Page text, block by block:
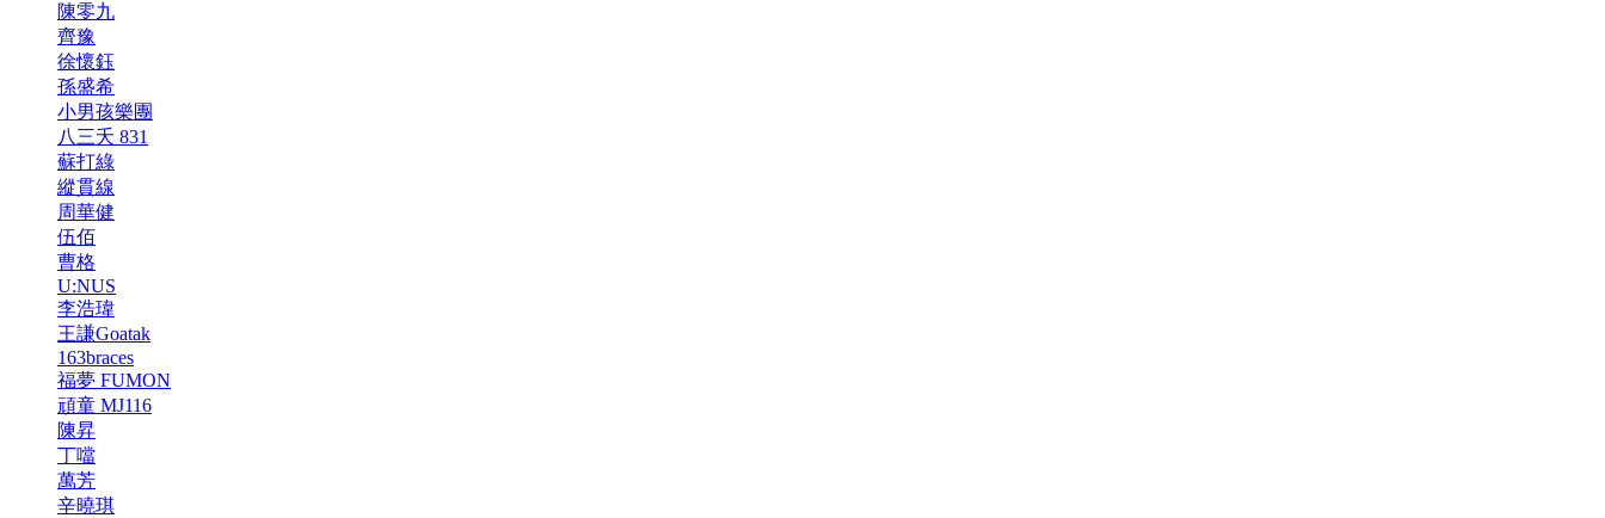
陳零九
齊豫
徐懷鈺
孫盛希
小男孩樂團
八三夭 831
蘇打綠
縱貫線
周華健
伍佰
曹格
U:NUS
李浩瑋
王謙Goatak
163braces
福夢 FUMON
頑童 MJ116
陳昇
丁噹
萬芳
辛曉琪